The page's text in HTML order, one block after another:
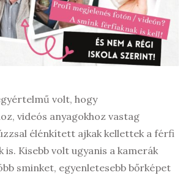
volt, hogy
videós anyagokhoz vastag
élénkített ajkak kellettek a férfi
is. Kisebb volt ugyanis a kamerák
sminket, egyenletesebb bőrképet